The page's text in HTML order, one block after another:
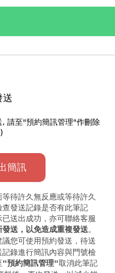
送
, 請至"預約簡訊管理"作刪除
簡訊
待許久無反應或等待許久
發送記錄是否有此筆記
送出成功，亦可聯絡客服
發送，以免造成重複發送。
議您可使用預約發送 ，待送
錄進行簡訊內容與門號檢
"預約簡訊管理"取消此筆記